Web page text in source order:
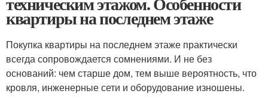
квартиры на последнем этаже
Покупка квартиры на последнем этаже практически
всегда сопровождается сомнениями. И не без
оснований: чем старше дом, тем выше вероятность, что
кровля, инженерные сети и оборудование изношены.